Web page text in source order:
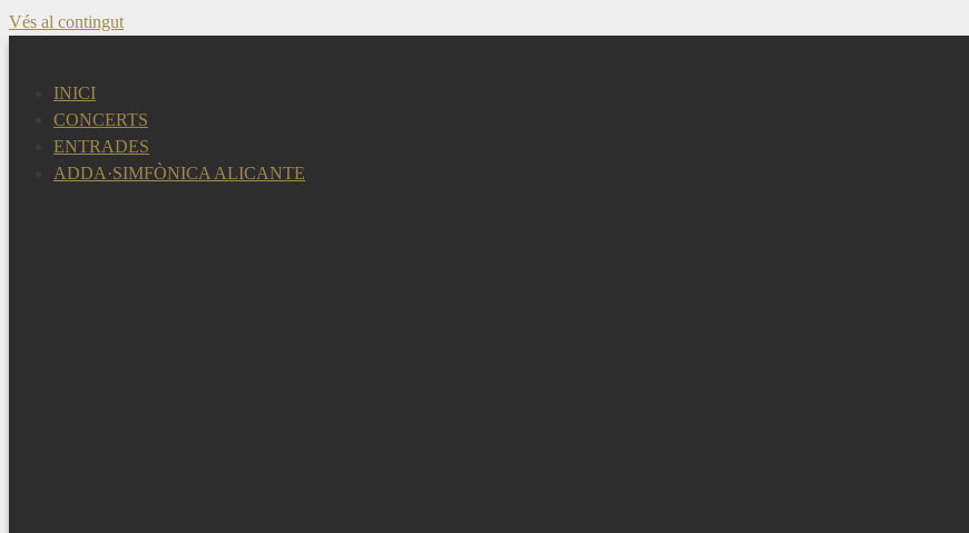
Vés al contingut
INICI
CONCERTS
ENTRADES
ADDA·SIMFÒNICA ALICANTE